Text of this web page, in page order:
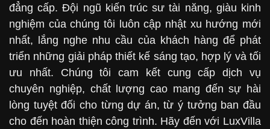
đẳng cấp. Đội ngũ kiến trúc sư tài năng, giàu kinh
nghiệm của chúng tôi luôn cập nhật xu hướng mới
nhất, lắng nghe nhu cầu của khách hàng để phát
triển những giải pháp thiết kế sáng tạo, hợp lý và tối
ưu nhất. Chúng tôi cam kết cung cấp dịch vụ
chuyên nghiệp, chất lượng cao mang đến sự hài
lòng tuyệt đối cho từng dự án, từ ý tưởng ban đầu
cho đến hoàn thiện công trình. Hãy đến với LuxVilla